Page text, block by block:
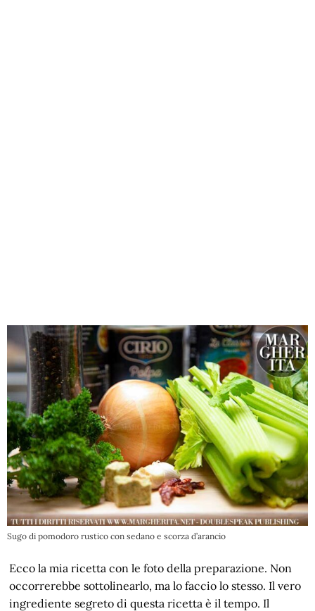
Sugo di pomodoro rustico con sedano e scorza d’arancio
Ecco la mia ricetta con le foto della preparazione. Non
occorrerebbe sottolinearlo, ma lo faccio lo stesso. Il vero
ingrediente segreto di questa ricetta è il tempo. Il